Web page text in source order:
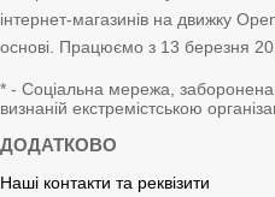
інтернет-магазинів на движку
основі. Працюємо з 13 березня
* - Соціальна мережа, заборонена
визнаній екстремістською
ДОДАТКОВО
Наші контакти та реквізити